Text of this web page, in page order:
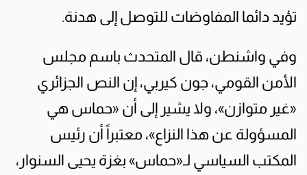
تؤيد دائما المفاوضات للتوصل إلى هدنة.
وفي واشنطن، قال المتحدث باسم مجلس
الأمن القومي، جون كيربي، إن النص الجزائري
«غير متوازن»، ولا يشير إلى أن «حماس هي
المسؤولة عن هذا النزاع»، معتبراً أن رئيس
المكتب السياسي لـ«حماس» بغزة يحيى السنوار،